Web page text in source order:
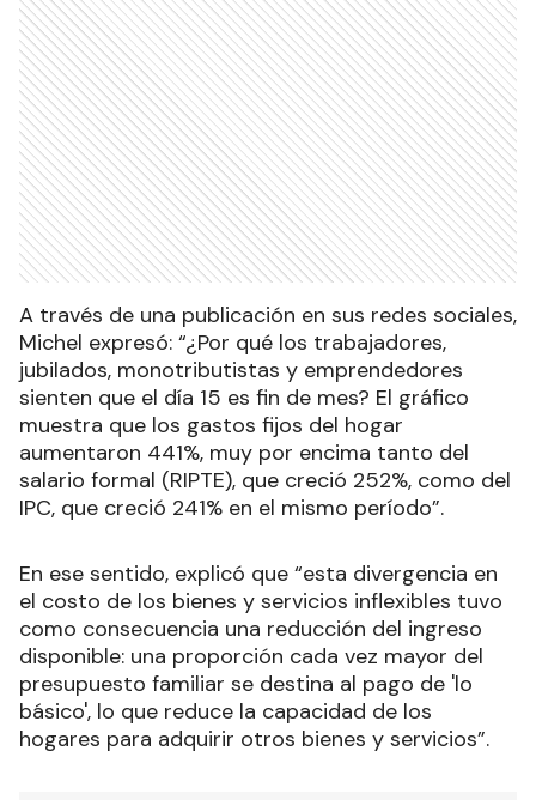
A través de una publicación en sus redes sociales,
Michel expresó: “¿Por qué los trabajadores,
jubilados, monotributistas y emprendedores
sienten que el día 15 es fin de mes? El gráfico
muestra que los gastos fijos del hogar
aumentaron 441%, muy por encima tanto del
salario formal (RIPTE), que creció 252%, como del
IPC, que creció 241% en el mismo período”.
En ese sentido, explicó que “esta divergencia en
el costo de los bienes y servicios inflexibles tuvo
como consecuencia una reducción del ingreso
disponible: una proporción cada vez mayor del
presupuesto familiar se destina al pago de 'lo
básico', lo que reduce la capacidad de los
hogares para adquirir otros bienes y servicios”.